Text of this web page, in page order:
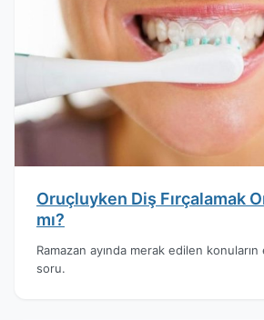
Oruçluyken Diş Fırçalamak
mı?
Ramazan ayında merak edilen
soru.